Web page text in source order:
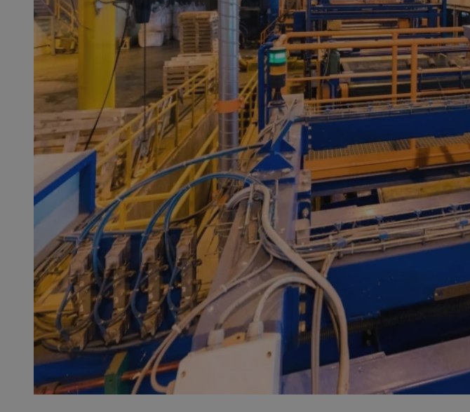
Niezbędne Wydajność Targetowanie
Niezbędne pliki cookie umożliwiają korzystanie z
zarządzanie kontem. Bez niezbędnych plików cookie nie
Nazwa Provider /Domena
QeSessID mojchorzow.pl
MvSessID
SessID
mojchorzow.pl
CookieScriptConsent
CookieScript
mojchorzow.pl
4
__cf_bm
Cloudflare Inc.
.temu.com
29
VISITOR_PRIVACY_METADATA
5
INGRESSCOOKIE
bh.contextweb.com
Google Privacy Policy